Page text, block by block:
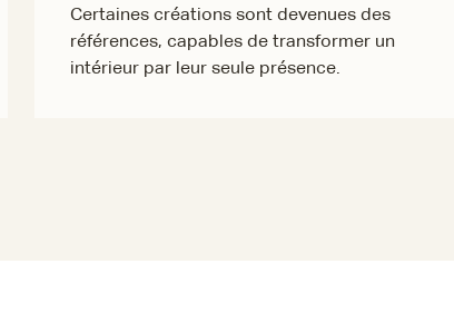
Certaines créations sont devenues des
références, capables de transformer un
intérieur par leur seule présence.